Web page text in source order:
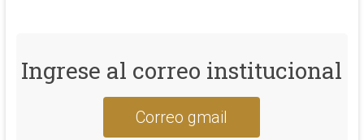
Ingrese al correo institucional
Correo gmail